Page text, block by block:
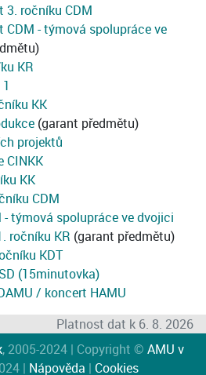
3. ročníku CDM
CDM - týmová spolupráce ve
KR
KK
(garant předmětu)
projektů
CINKK
KK
CDM
týmová spolupráce ve dvojici
ročníku KR (garant předmětu)
KDT
(15minutovka)
/ koncert HAMU
Platnost dat k 6. 8. 2026
, 2005-2024 | Copyright © AMU v
| Nápověda | Cookies